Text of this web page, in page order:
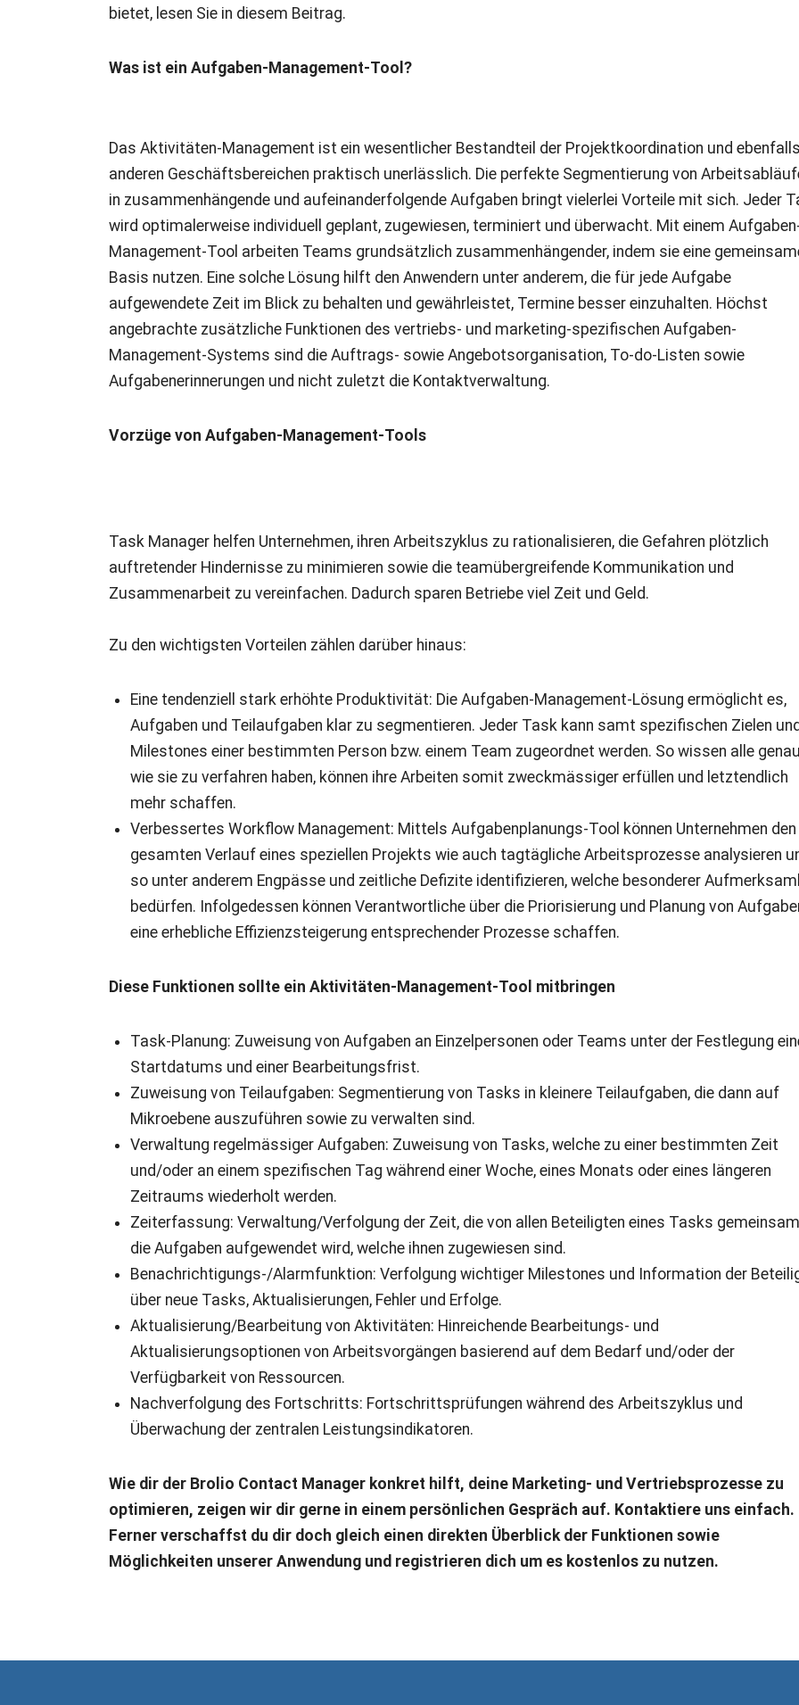
bietet, lesen Sie in diesem Beitrag.
Was ist ein Aufgaben-Management-Tool?
Das Aktivitäten-Management ist ein wesentlicher Bestandteil der Projektkoordination und
anderen Geschäftsbereichen praktisch unerlässlich. Die perfekte Segmentierung von
in zusammenhängende und aufeinanderfolgende Aufgaben bringt vielerlei Vorteile mit sich. Jeder
wird optimalerweise individuell geplant, zugewiesen, terminiert und überwacht. Mit einem
Management-Tool arbeiten Teams grundsätzlich zusammenhängender, indem sie eine
Basis nutzen. Eine solche Lösung hilft den Anwendern unter anderem, die für jede Aufgabe
aufgewendete Zeit im Blick zu behalten und gewährleistet, Termine besser einzuhalten. Höchst
angebrachte zusätzliche Funktionen des vertriebs- und marketing-spezifischen Aufgaben-
Management-Systems sind die Auftrags- sowie Angebotsorganisation, To-do-Listen sowie
Aufgabenerinnerungen und nicht zuletzt die Kontaktverwaltung.
Vorzüge von Aufgaben-Management-Tools
Task Manager helfen Unternehmen, ihren Arbeitszyklus zu rationalisieren, die Gefahren plötzlich
auftretender Hindernisse zu minimieren sowie die teamübergreifende Kommunikation und
Zusammenarbeit zu vereinfachen. Dadurch sparen Betriebe viel Zeit und Geld.
Zu den wichtigsten Vorteilen zählen darüber hinaus:
Eine tendenziell stark erhöhte Produktivität: Die Aufgaben-Management-Lösung ermöglicht es,
Aufgaben und Teilaufgaben klar zu segmentieren. Jeder Task kann samt spezifischen Zielen und
Milestones einer bestimmten Person bzw. einem Team zugeordnet werden. So wissen alle
wie sie zu verfahren haben, können ihre Arbeiten somit zweckmässiger erfüllen und letztendlich
mehr schaffen.
Verbessertes Workflow Management: Mittels Aufgabenplanungs-Tool können Unternehmen den
gesamten Verlauf eines speziellen Projekts wie auch tagtägliche Arbeitsprozesse analysieren
so unter anderem Engpässe und zeitliche Defizite identifizieren, welche besonderer
bedürfen. Infolgedessen können Verantwortliche über die Priorisierung und Planung von
eine erhebliche Effizienzsteigerung entsprechender Prozesse schaffen.
Diese Funktionen sollte ein Aktivitäten-Management-Tool mitbringen
Task-Planung: Zuweisung von Aufgaben an Einzelpersonen oder Teams unter der Festlegung
Startdatums und einer Bearbeitungsfrist.
Zuweisung von Teilaufgaben: Segmentierung von Tasks in kleinere Teilaufgaben, die dann auf
Mikroebene auszuführen sowie zu verwalten sind.
Verwaltung regelmässiger Aufgaben: Zuweisung von Tasks, welche zu einer bestimmten Zeit
und/oder an einem spezifischen Tag während einer Woche, eines Monats oder eines längeren
Zeitraums wiederholt werden.
Zeiterfassung: Verwaltung/Verfolgung der Zeit, die von allen Beteiligten eines Tasks
die Aufgaben aufgewendet wird, welche ihnen zugewiesen sind.
Benachrichtigungs-/Alarmfunktion: Verfolgung wichtiger Milestones und Information der
über neue Tasks, Aktualisierungen, Fehler und Erfolge.
Aktualisierung/Bearbeitung von Aktivitäten: Hinreichende Bearbeitungs- und
Aktualisierungsoptionen von Arbeitsvorgängen basierend auf dem Bedarf und/oder der
Verfügbarkeit von Ressourcen.
Nachverfolgung des Fortschritts: Fortschrittsprüfungen während des Arbeitszyklus und
Überwachung der zentralen Leistungsindikatoren.
Wie dir der Brolio Contact Manager konkret hilft, deine Marketing- und Vertriebsprozesse zu
optimieren, zeigen wir dir gerne in einem persönlichen Gespräch auf. Kontaktiere uns einfach.
Ferner verschaffst du dir doch gleich einen direkten Überblick der Funktionen sowie
Möglichkeiten unserer Anwendung und registrieren dich um es kostenlos zu nutzen.